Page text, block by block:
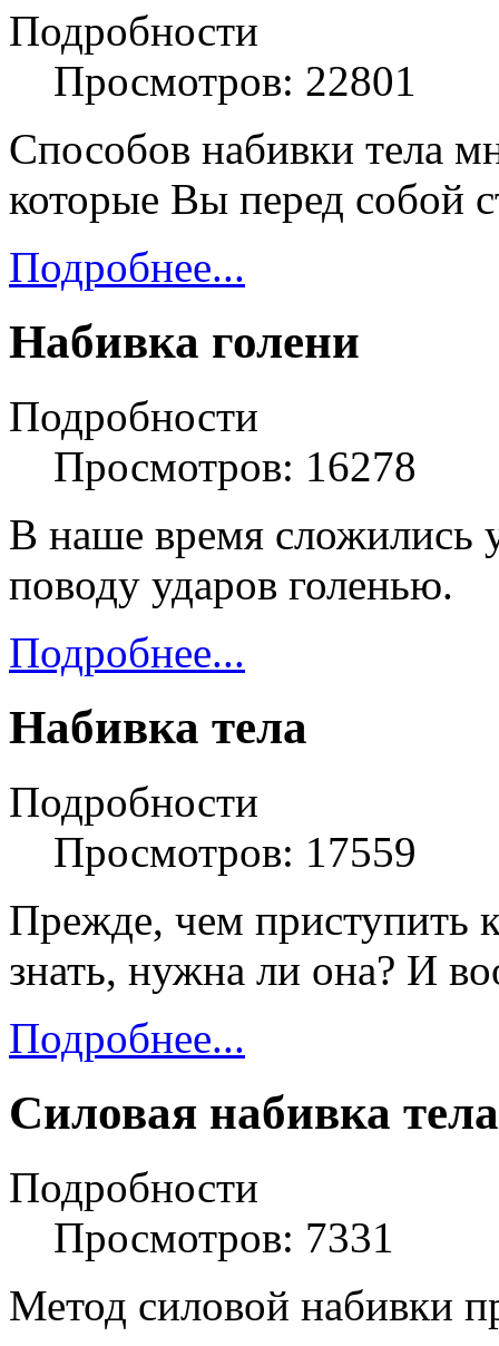
Подробности
Просмотров: 22801
Способов набивки тела
которые Вы перед собой
Подробнее...
Набивка голени
Подробности
Просмотров: 16278
В наше время сложились
поводу ударов голенью.
Подробнее...
Набивка тела
Подробности
Просмотров: 17559
Прежде, чем приступить
знать, нужна ли она? И
Подробнее...
Силовая набивка тела
Подробности
Просмотров: 7331
Метод силовой набивки